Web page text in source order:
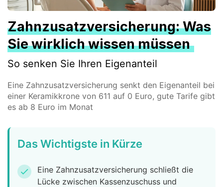
Zahnzusatzversicherung: Was
Sie wirklich wissen müssen
So senken Sie Ihren Eigenanteil
Eine Zahnzusatzversicherung senkt den Eigenanteil bei
einer Keramikkrone von 611 auf 0 Euro, gute Tarife gibt
es ab 8 Euro im Monat
Das Wichtigste in Kürze
check
Eine Zahnzusatzversicherung schließt die
Lücke zwischen Kassenzuschuss und